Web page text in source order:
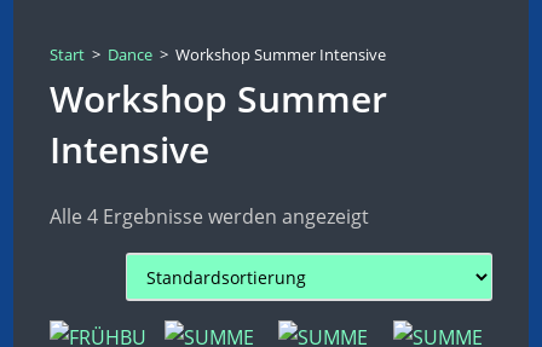
Start > Dance > Workshop Summer Intensive
Workshop Summer
Intensive
Alle 4 Ergebnisse werden angezeigt